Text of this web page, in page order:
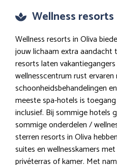
Wellness resorts
Wellness resorts in Oliva
jouw lichaam extra aandacht
resorts laten
wellnesscentrum rust
schoonheidsbehandelingen
meeste spa-hotels is
inclusief. Bij sommige hotels
sommige onderdelen /
sterren resorts in Oliva
suites en wellnesskamers
privéterras of kamer. Met